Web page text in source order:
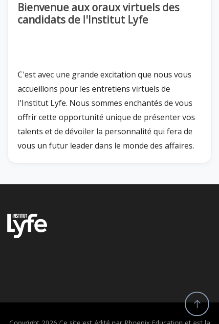
Bienvenue aux oraux virtuels des
candidats de l'Institut Lyfe
C'est avec une grande excitation que nous vous
accueillons pour les entretiens virtuels de
l'Institut Lyfe. Nous sommes enchantés de vous
offrir cette opportunité unique de présenter vos
talents et de dévoiler la personnalité qui fera de
vous un futur leader dans le monde des affaires.